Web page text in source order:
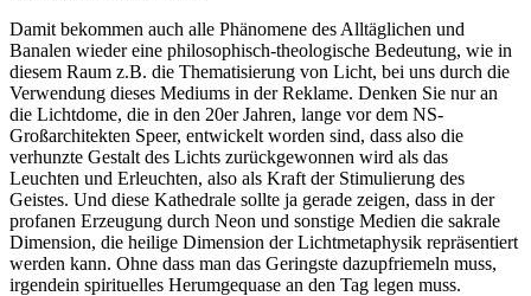
Damit bekommen auch alle Phänomene des Alltäglichen und
Banalen wieder eine philosophisch-theologische Bedeutung, wie in
diesem Raum z.B. die Thematisierung von Licht, bei uns durch die
Verwendung dieses Mediums in der Reklame. Denken Sie nur an
die Lichtdome, die in den 20er Jahren, lange vor dem NS-
Großarchitekten Speer, entwickelt worden sind, dass also die
verhunzte Gestalt des Lichts zurückgewonnen wird als das
Leuchten und Erleuchten, also als Kraft der Stimulierung des
Geistes. Und diese Kathedrale sollte ja gerade zeigen, dass in der
profanen Erzeugung durch Neon und sonstige Medien die sakrale
Dimension, die heilige Dimension der Lichtmetaphysik repräsentiert
werden kann. Ohne dass man das Geringste dazupfriemeln muss,
irgendein spirituelles Herumgequase an den Tag legen muss.